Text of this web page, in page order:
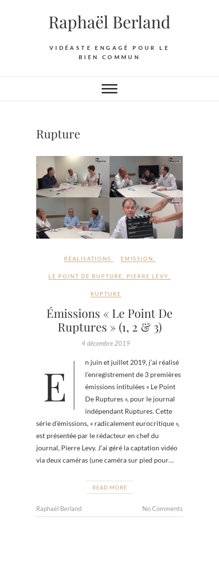
Raphaël Berland
VIDÉASTE ENGAGÉ POUR LE
BIEN COMMUN
Rupture
RÉALISATIONS EMISSION
LE POINT DE RUPTURE PIERRE LEVY
RUPTURE
Émissions « Le Point De
Ruptures » (1, 2 & 3)
4 décembre 2019
En juin et juillet 2019, j’ai réalisé
l’enregistrement de 3 premières
émissions intitulées « Le Point
De Ruptures », pour le journal
indépendant Ruptures. Cette
série d’émissions, « radicalement eurocritique »,
est présentée par le rédacteur en chef du
journal, Pierre Levy. J’ai géré la captation vidéo
via deux caméras (une caméra sur pied pour…
READ MORE
Raphaël Berland No Comments